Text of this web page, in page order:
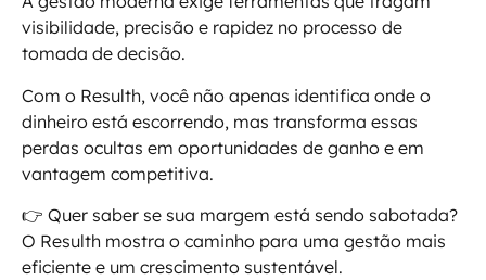
visibilidade, precisão e rapidez no processo de
tomada de decisão.
Com o Resulth, você não apenas identifica onde o
dinheiro está escorrendo, mas transforma essas
perdas ocultas em oportunidades de ganho e em
vantagem competitiva.
👉 Quer saber se sua margem está sendo sabotada?
O Resulth mostra o caminho para uma gestão mais
eficiente e um crescimento sustentável.